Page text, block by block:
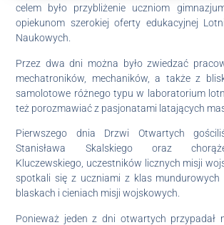
celem było przybliżenie uczniom
opiekunom szerokiej oferty edukacyjnej
Naukowych.
Przez dwa dni można było zwiedzać
mechatroników, mechaników, a także z
samolotowe różnego typu w laboratorium
też porozmawiać z pasjonatami latających
Pierwszego dnia Drzwi Otwartych
Stanisława Skalskiego oraz
Kluczewskiego, uczestników licznych misji
spotkali się z uczniami z klas
blaskach i cieniach misji wojskowych.
Ponieważ jeden z dni otwartych przypadał